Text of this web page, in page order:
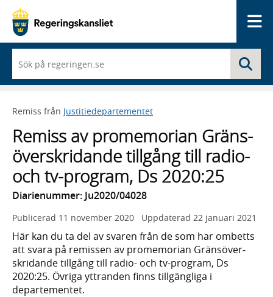
du
börjar
skriva
framträder
lista
med
sökförslag
Remiss från Justitiedepartementet
Remiss av prome­morian Gräns­
över­skri­dande till­gång till radio-
och tv-program, Ds 2020:25
Diarienummer: Ju2020/04028
Publicerad 11 november 2020 Uppdaterad 22 januari 2021
Här kan du ta del av svaren från de som har ombetts
att svara på remissen av prome­morian Gräns­över­
skri­dande tillgång till radio- och tv-program, Ds
2020:25. Övriga yttranden finns tillgängliga i
departementet.